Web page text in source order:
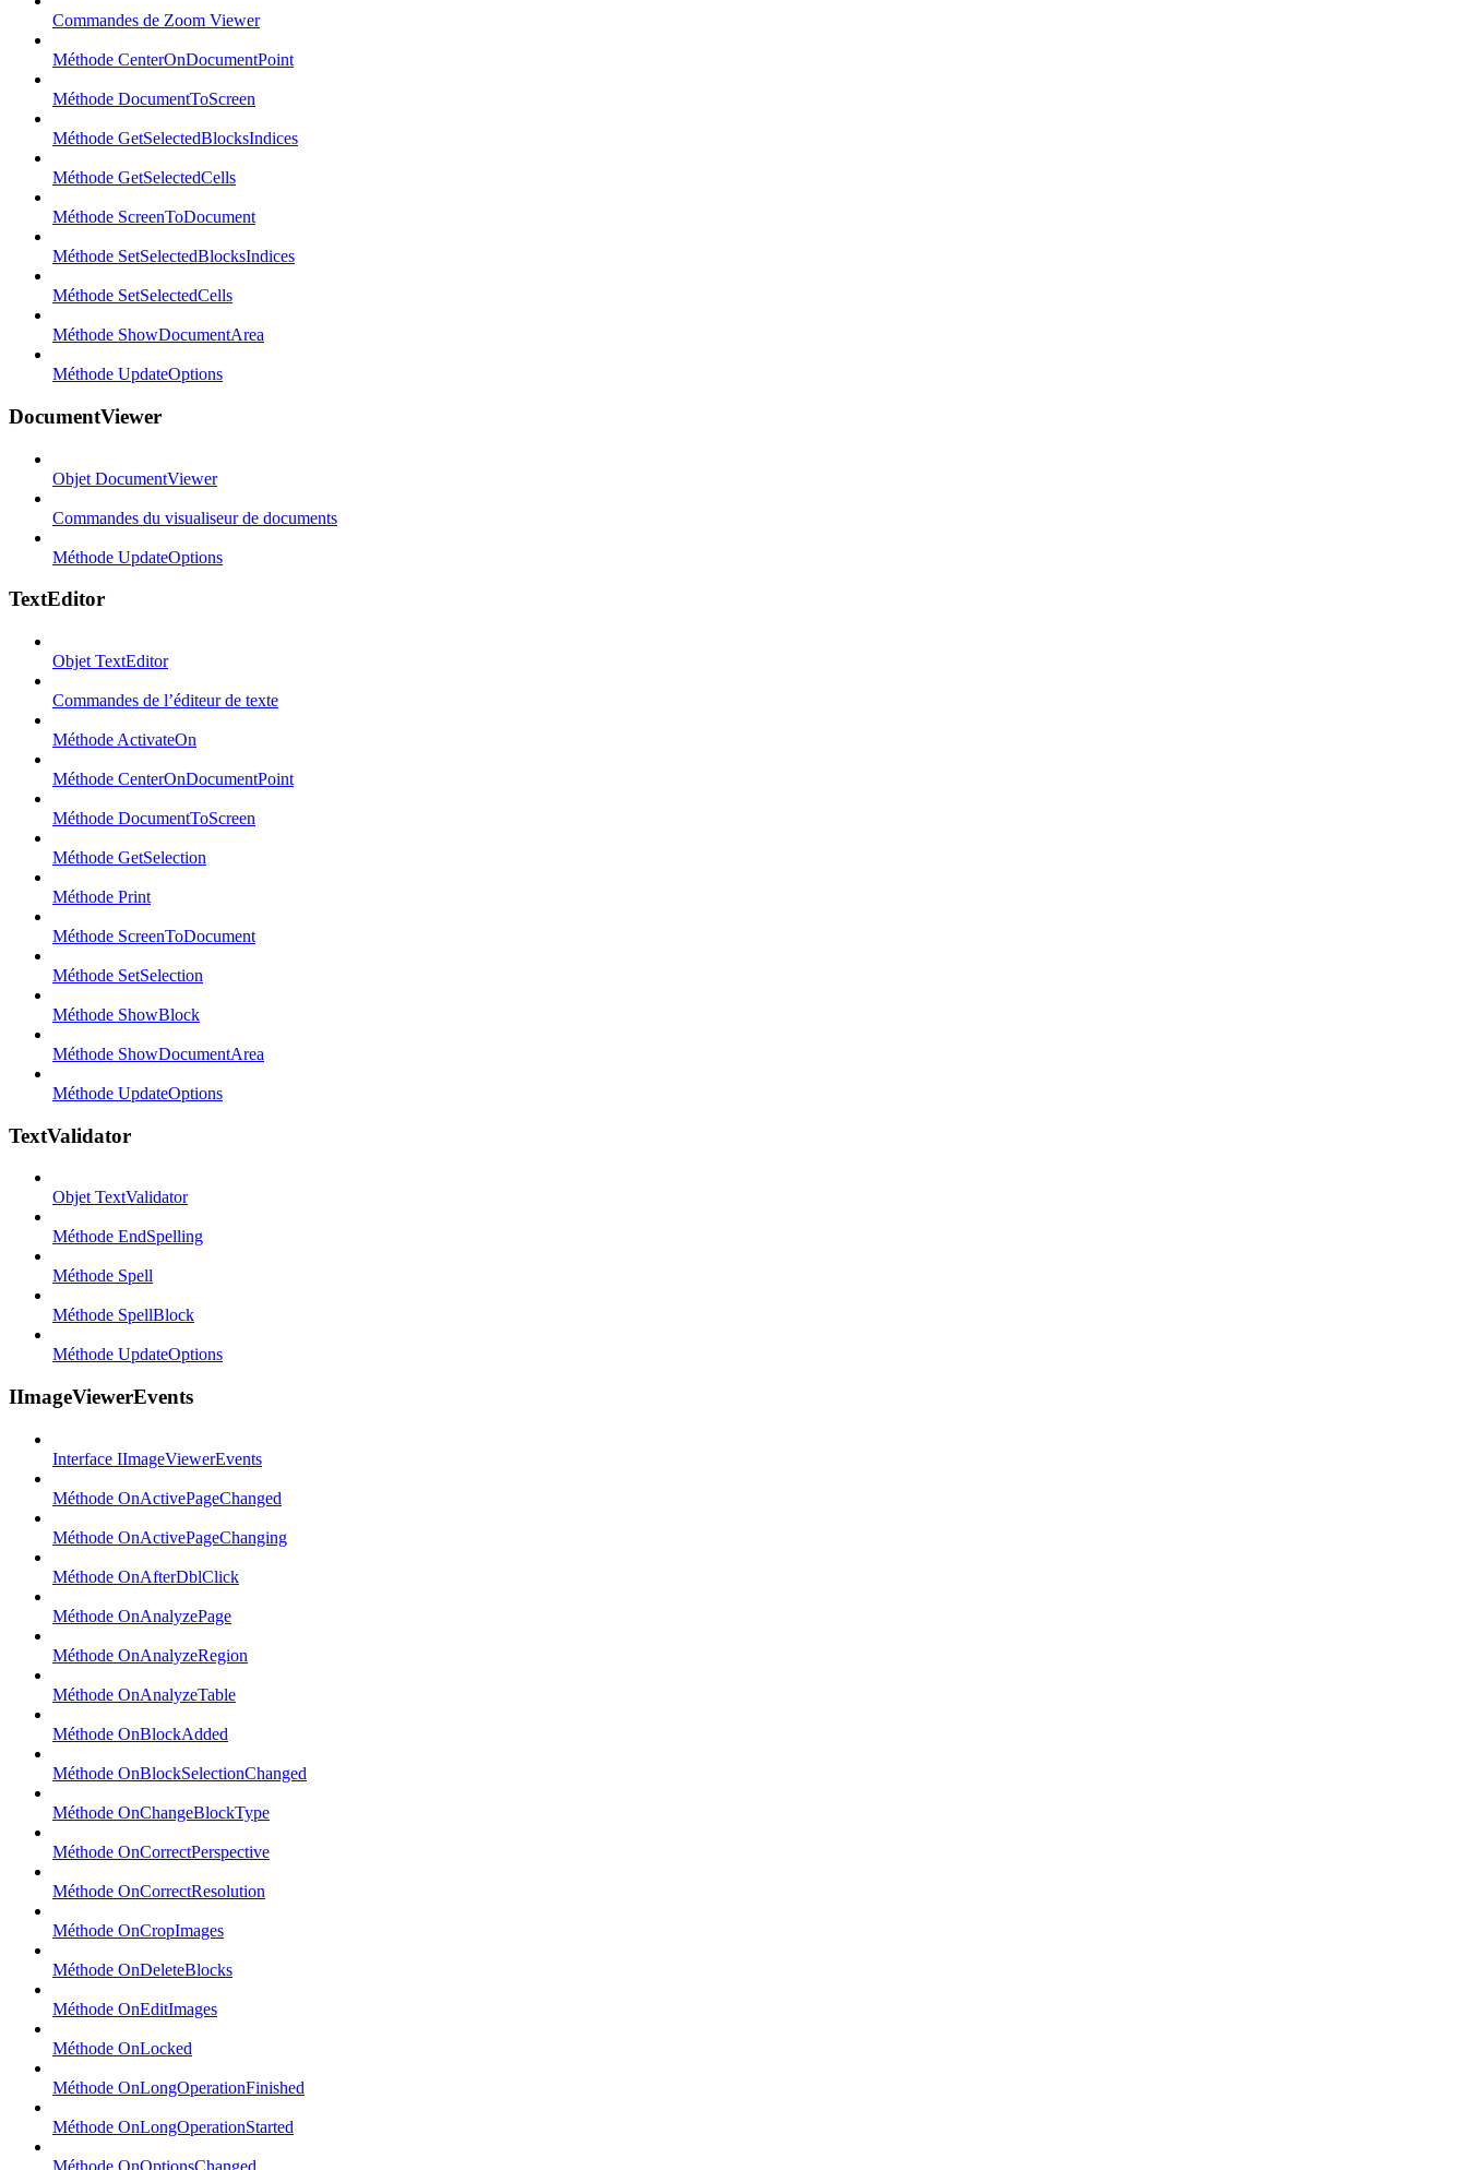
Commandes de Zoom Viewer
Méthode CenterOnDocumentPoint
Méthode DocumentToScreen
Méthode GetSelectedBlocksIndices
Méthode GetSelectedCells
Méthode ScreenToDocument
Méthode SetSelectedBlocksIndices
Méthode SetSelectedCells
Méthode ShowDocumentArea
Méthode UpdateOptions
DocumentViewer
Objet DocumentViewer
Commandes du visualiseur de documents
Méthode UpdateOptions
TextEditor
Objet TextEditor
Commandes de l’éditeur de texte
Méthode ActivateOn
Méthode CenterOnDocumentPoint
Méthode DocumentToScreen
Méthode GetSelection
Méthode Print
Méthode ScreenToDocument
Méthode SetSelection
Méthode ShowBlock
Méthode ShowDocumentArea
Méthode UpdateOptions
TextValidator
Objet TextValidator
Méthode EndSpelling
Méthode Spell
Méthode SpellBlock
Méthode UpdateOptions
IImageViewerEvents
Interface IImageViewerEvents
Méthode OnActivePageChanged
Méthode OnActivePageChanging
Méthode OnAfterDblClick
Méthode OnAnalyzePage
Méthode OnAnalyzeRegion
Méthode OnAnalyzeTable
Méthode OnBlockAdded
Méthode OnBlockSelectionChanged
Méthode OnChangeBlockType
Méthode OnCorrectPerspective
Méthode OnCorrectResolution
Méthode OnCropImages
Méthode OnDeleteBlocks
Méthode OnEditImages
Méthode OnLocked
Méthode OnLongOperationFinished
Méthode OnLongOperationStarted
Méthode OnOptionsChanged